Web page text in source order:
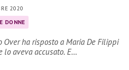
2020
DONNE
Over ha risposto a Maria De Filippi
lo aveva accusato. E…